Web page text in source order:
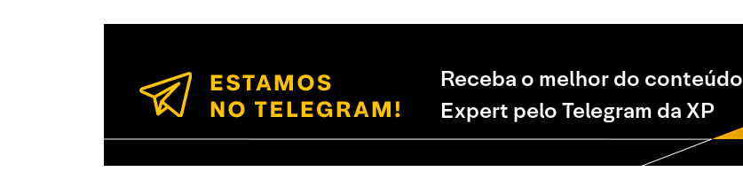
Receba o melhor do conteúdo
Expert pelo Telegram da XP